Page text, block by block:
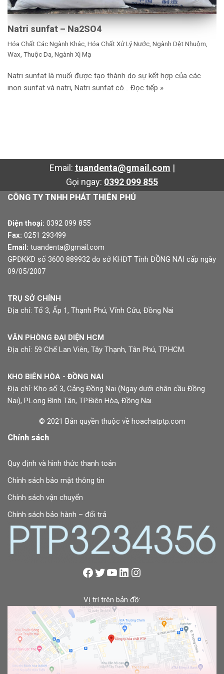
Natri sunfat – Na2SO4
Hóa Chất Các Ngành Khác, Hóa Chất Xử Lý Nước, Ngành Dệt Nhuộm,
Wax, Thuộc Da, Ngành Xị Mạ
Natri sunfat là muối được tạo thành do sự kết hợp của các
inon sunfat và natri, Natri sunfat có… Đọc tiếp »
Email: tuandenta@gmail.com |
Gọi ngay: 0392 099 855
CÔNG TY TNHH PHÁT THIÊN PHÚ
Điện thoại: 0392 099 855
Fax: 0251 293499
Email: tuandenta@gmail.com
GPĐKKD số 3600 889932 do sở KHĐT Tỉnh ĐỒNG NAI cấp ngày
09/05/2007
TRỤ SỞ CHÍNH
Địa chỉ: Tổ 3, Ấp 1, Thạnh Phú, Vĩnh Cửu, Đồng Nai
VĂN PHÒNG ĐẠI DIỆN HCM
Địa chỉ: 59 Chế Lan Viên, Tây Thạnh, Tân Phú, TP.HCM.
KHO BIÊN HÒA - ĐỒNG NAI
Địa chỉ: Kho số 3, Cảng Đồng Nai (Ngay dưới chân cầu Đồng
Nai), P.Long Bình Tân, TP.Biên Hòa, Đồng Nai.
© 2021 Bản quyền thuộc về hoachatptp.com
Chính sách
Quy định và hình thức thanh toán
Chính sách bảo mật thông tin
Chính sách vận chuyển
Chính sách bảo hành – đổi trả
Vị trí trên bản đồ: